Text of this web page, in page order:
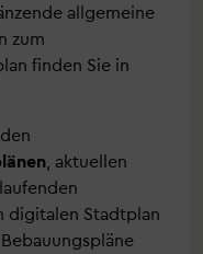
allgemeine
zum
finden Sie in
, aktuellen
digitalen Stadtplan